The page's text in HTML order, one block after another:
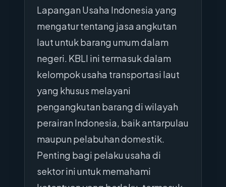
Lapangan Usaha Indonesia yang
mengatur tentang jasa angkutan
laut untuk barang umum dalam
negeri. KBLI ini termasuk dalam
kelompok usaha transportasi laut
yang khusus melayani
pengangkutan barang di wilayah
perairan Indonesia, baik antarpulau
maupun pelabuhan domestik.
Penting bagi pelaku usaha di
sektor ini untuk memahami